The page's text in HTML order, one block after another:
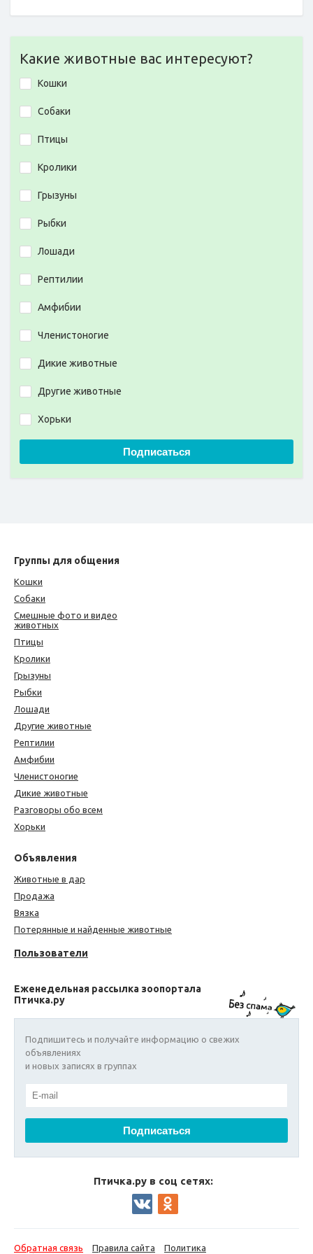
Какие животные вас интересуют?
Кошки
Собаки
Птицы
Кролики
Грызуны
Рыбки
Лошади
Рептилии
Амфибии
Членистоногие
Дикие животные
Другие животные
Хорьки
Подписаться
Группы для общения
Кошки
Собаки
Смешные фото и видео
животных
Птицы
Кролики
Грызуны
Рыбки
Лошади
Другие животные
Рептилии
Амфибии
Членистоногие
Дикие животные
Разговоры обо всем
Хорьки
Объявления
Животные в дар
Продажа
Вязка
Потерянные и найденные животные
Пользователи
Еженедельная рассылка зоопортала
Птичка.ру
Подпишитесь и получайте информацию о свежих
объявлениях
и новых записях в группах
Птичка.ру в соц сетях:
Обратная связь Правила сайта
Политика